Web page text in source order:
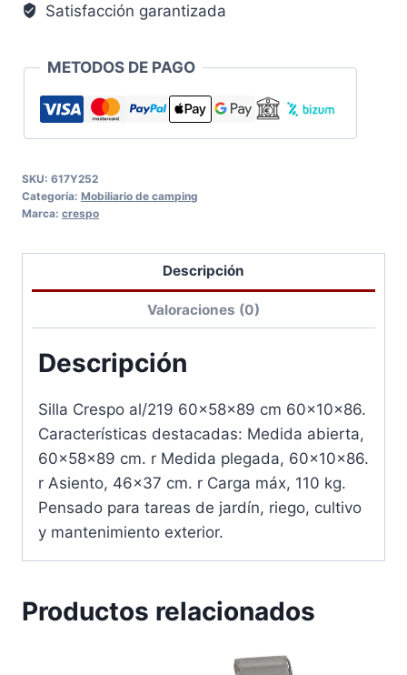
Satisfacción garantizada
METODOS DE PAGO
SKU: 617Y252
Categoría: Mobiliario de camping
Marca: crespo
Descripción
Valoraciones (0)
Descripción
Silla Crespo al/219 60x58x89 cm 60x10x86.
Características destacadas: Medida abierta,
60x58x89 cm. r Medida plegada, 60x10x86.
r Asiento, 46×37 cm. r Carga máx, 110 kg.
Pensado para tareas de jardín, riego, cultivo
y mantenimiento exterior.
Productos relacionados